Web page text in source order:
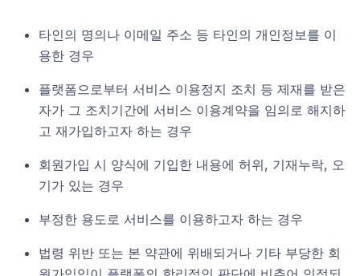
타인의 명의나 이메일 주소 등 타인의 개인정보를 이
용한 경우
플랫폼으로부터 서비스 이용정지 조치 등 제재를 받은
자가 그 조치기간에 서비스 이용계약을 임의로 해지하
고 재가입하고자 하는 경우
회원가입 시 양식에 기입한 내용에 허위, 기재누락, 오
기가 있는 경우
부정한 용도로 서비스를 이용하고자 하는 경우
법령 위반 또는 본 약관에 위배되거나 기타 부당한 회